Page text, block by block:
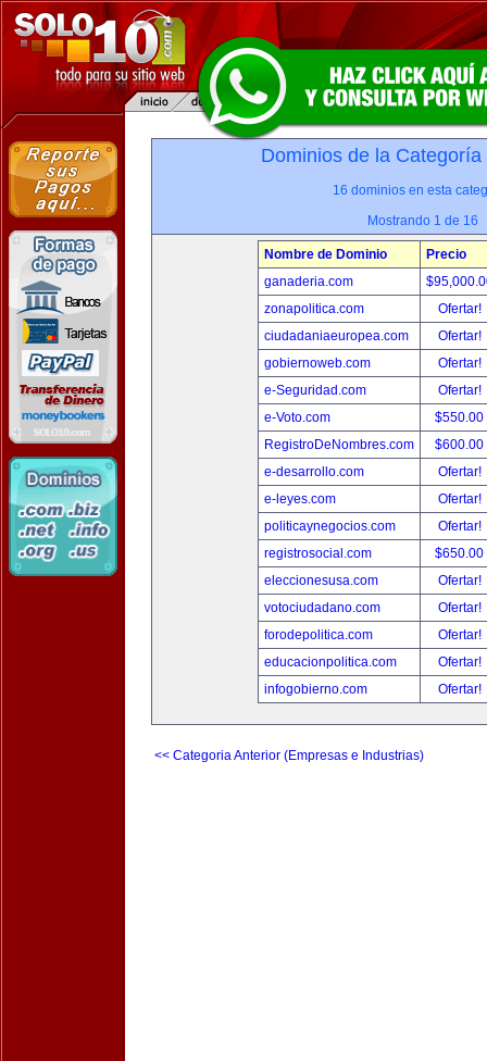
Dominios de la
16 dominios en esta
Mostrando 1 de 16
Nombre de Dominio
Precio
ganaderia.com
zonapolitica.com
Ofertar!
ciudadaniaeuropea.com
Ofertar!
gobiernoweb.com
Ofertar!
e-Seguridad.com
Ofertar!
e-Voto.com
$550.00
RegistroDeNombres.com
$600.00
e-desarrollo.com
Ofertar!
e-leyes.com
Ofertar!
politicaynegocios.com
Ofertar!
registrosocial.com
$650.00
eleccionesusa.com
Ofertar!
votociudadano.com
Ofertar!
forodepolitica.com
Ofertar!
educacionpolitica.com
Ofertar!
infogobierno.com
Ofertar!
<< Categoria Anterior (Empresas e Industrias)